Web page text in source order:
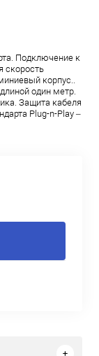
Подключение к
скорость
корпус..
один метр.
Защита кабеля
Plug-n-Play –